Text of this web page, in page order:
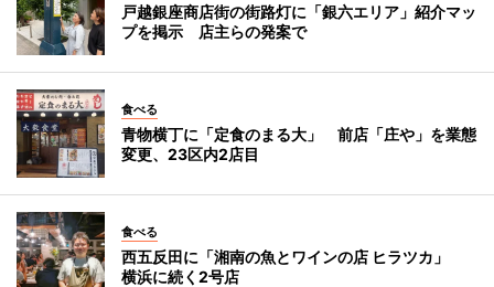
戸越銀座商店街の街路灯に「銀六エリア」紹介マッ
プを掲示 店主らの発案で
食べる
青物横丁に「定食のまる大」 前店「庄や」を業態
変更、23区内2店目
食べる
西五反田に「湘南の魚とワインの店 ヒラツカ」
横浜に続く2号店